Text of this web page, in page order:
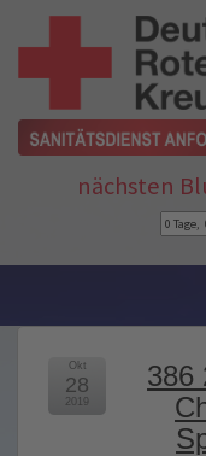
nächsten
386
Okt
28
2019